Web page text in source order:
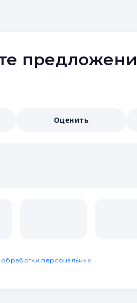
Оценить
персональных